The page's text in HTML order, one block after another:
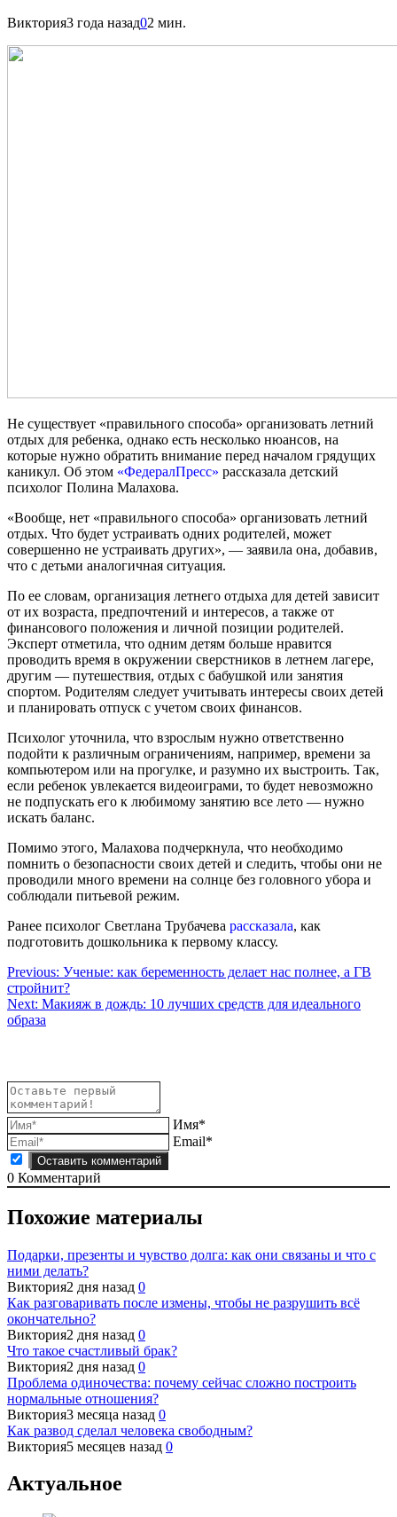
Виктория3 года назад02 мин.
Не существует «правильного способа» организовать летний
отдых для ребенка, однако есть несколько нюансов, на
которые нужно обратить внимание перед началом грядущих
каникул. Об этом «ФедералПресс» рассказала детский
психолог Полина Малахова.
«Вообще, нет «правильного способа» организовать летний
отдых. Что будет устраивать одних родителей, может
совершенно не устраивать других», — заявила она, добавив,
что с детьми аналогичная ситуация.
По ее словам, организация летнего отдыха для детей зависит
от их возраста, предпочтений и интересов, а также от
финансового положения и личной позиции родителей.
Эксперт отметила, что одним детям больше нравится
проводить время в окружении сверстников в летнем лагере,
другим — путешествия, отдых с бабушкой или занятия
спортом. Родителям следует учитывать интересы своих детей
и планировать отпуск с учетом своих финансов.
Психолог уточнила, что взрослым нужно ответственно
подойти к различным ограничениям, например, времени за
компьютером или на прогулке, и разумно их выстроить. Так,
если ребенок увлекается видеоиграми, то будет невозможно
не подпускать его к любимому занятию все лето — нужно
искать баланс.
Помимо этого, Малахова подчеркнула, что необходимо
помнить о безопасности своих детей и следить, чтобы они не
проводили много времени на солнце без головного убора и
соблюдали питьевой режим.
Ранее психолог Светлана Трубачева рассказала, как
подготовить дошкольника к первому классу.
Навигация
по
записям
Previous: Ученые: как беременность делает нас полнее, а ГВ
стройнит?
Next: Макияж в дождь: 10 лучших средств для идеального
образа
Имя*
Email*
0 Комментарий
Похожие материалы
Подарки, презенты и чувство долга: как они связаны и что с
ними делать?
Виктория2 дня назад 0
Как разговаривать после измены, чтобы не разрушить всё
окончательно?
Виктория2 дня назад 0
Что такое счастливый брак?
Виктория2 дня назад 0
Проблема одиночества: почему сейчас сложно построить
нормальные отношения?
Виктория3 месяца назад 0
Как развод сделал человека свободным?
Виктория5 месяцев назад 0
Актуальное